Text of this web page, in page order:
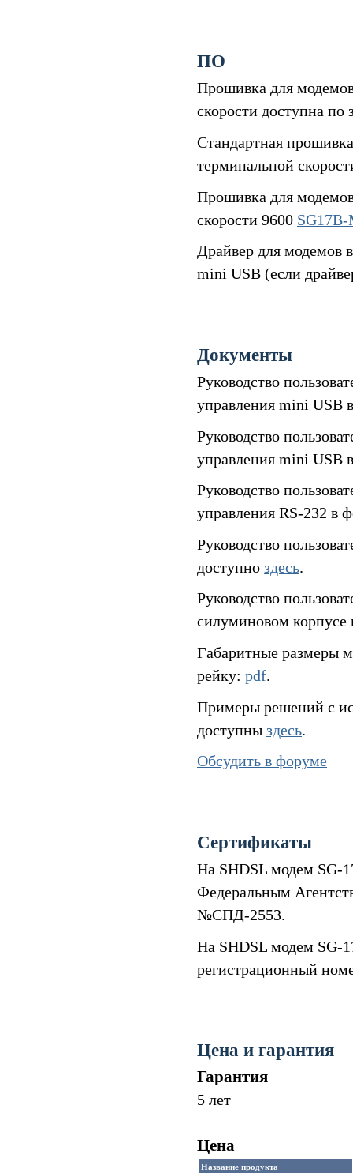
ПО
Прошивка для
скорости доступна по
Стандартная
терминальной
Прошивка для
скорости 9600
Драйвер для модемов
mini USB (если
Документы
Руководство
управления mini USB
Руководство
управления mini USB
Руководство
управления RS-232 в
Руководство
доступно здесь.
Руководство
силуминовом корпусе
Габаритные размеры
рейку: pdf.
Примеры решений с
доступны здесь.
Обсудить в форуме
Сертификаты
На SHDSL модем SG-
Федеральным
№СПД-2553.
На SHDSL модем SG-
регистрационный
Цена и гарантия
Гарантия
5 лет
Цена
Название продукта